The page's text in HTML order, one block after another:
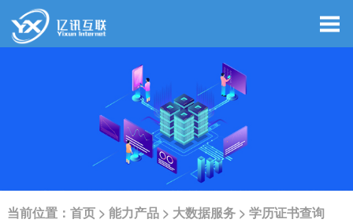
当前位置： 首页> 能力产品> 大数据服务> 学历证书查询